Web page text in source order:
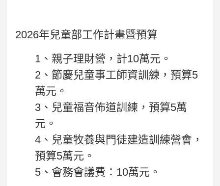
2026年兒童部工作計畫暨預算
1、親子理財營，計10萬元。
2、節慶兒童事工師資訓練，預算5
萬元。
3、兒童福音佈道訓練，預算5萬
元。
4、兒童牧養與門徒建造訓練營會，
預算5萬元。
5、會務會議費：10萬元。